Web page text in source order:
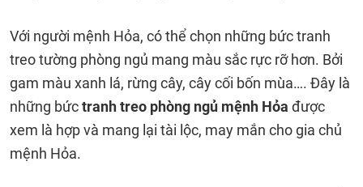
Với người mệnh Hỏa, có thể chọn những bức tranh
treo tường phòng ngủ mang màu sắc rực rỡ hơn. Bởi
gam màu xanh lá, rừng cây, cây cối bốn mùa…. Đây là
những bứctranh treo phòng ngủ mệnh Hỏa được
xem là hợp và mang lại tài lộc, may mắn cho gia chủ
mệnh Hỏa.